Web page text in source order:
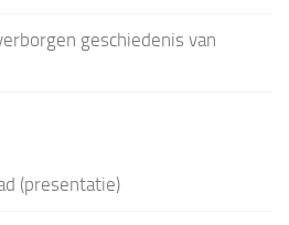
geschiedenis van
(presentatie)